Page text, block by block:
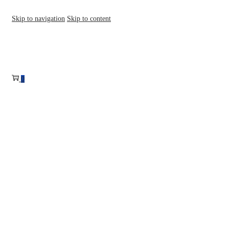
Skip to navigation Skip to content
0